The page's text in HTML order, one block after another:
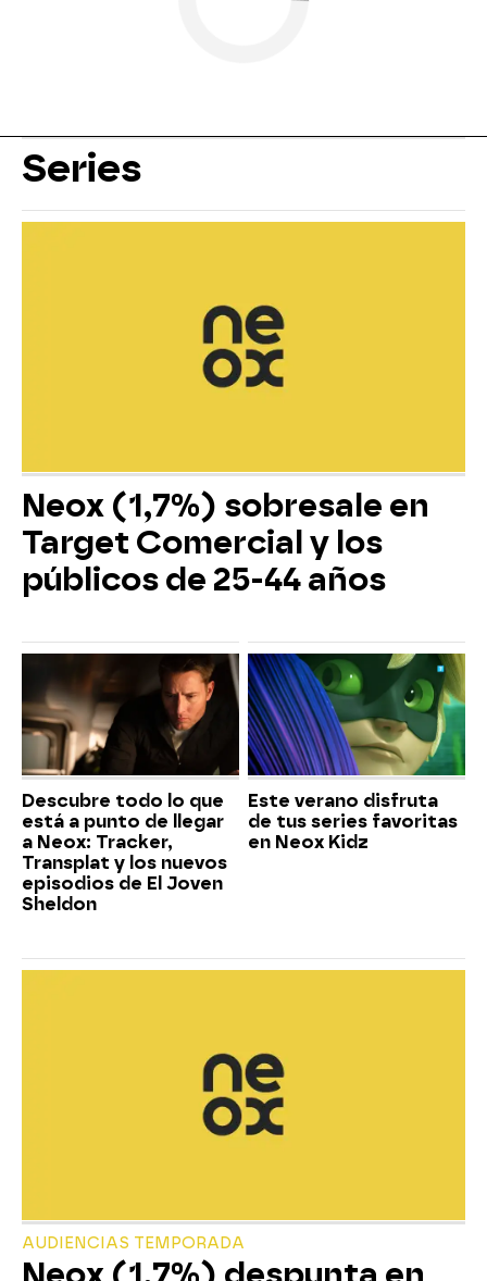
Series
Neox (1,7%) sobresale en
Target Comercial y los
públicos de 25-44 años
Descubre todo lo que
está a punto de llegar
a Neox: Tracker,
Transplat y los nuevos
episodios de El Joven
Sheldon
Este verano disfruta
de tus series favoritas
en Neox Kidz
AUDIENCIAS TEMPORADA